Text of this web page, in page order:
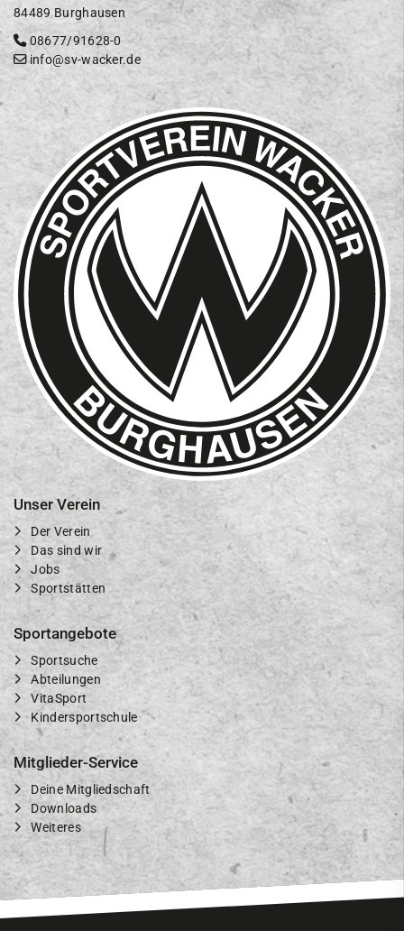
84489 Burghausen
08677/91628-0
info@sv-wacker.de
Unser Verein
Der Verein
Das sind wir
Jobs
Sportstätten
Sportangebote
Sportsuche
Abteilungen
VitaSport
Kindersportschule
Mitglieder-Service
Deine Mitgliedschaft
Downloads
Weiteres